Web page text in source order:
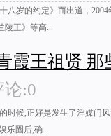
岁的约定》而出道，2004
陵王》等高...
霞王祖贤
论:0
候,正好是发生了淫媒门风
乐圈后,确...